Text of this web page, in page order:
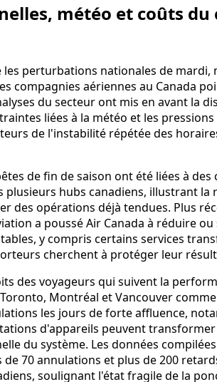
météo et coûts
perturbations nationales de mardi,
compagnies aériennes au Canada
du secteur ont mis en avant la
liées à la météo et les
de l'instabilité répétée des
de fin de saison ont été liées à des
hubs canadiens, illustrant la
des opérations déjà tendues. Plus
a poussé Air Canada à réduire
y compris certains services
cherchent à protéger leur
des voyageurs qui suivent la
Montréal et Vancouver
les jours de forte affluence,
d'appareils peuvent
du système. Les données
70 annulations et plus de 200
soulignant l'état fragile de la